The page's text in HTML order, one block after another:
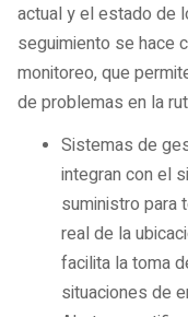
actual y el estado de
seguimiento se hace
monitoreo, que
de problemas en la
Sistemas de
integran con el
suministro para
real de la
facilita la toma
situaciones de